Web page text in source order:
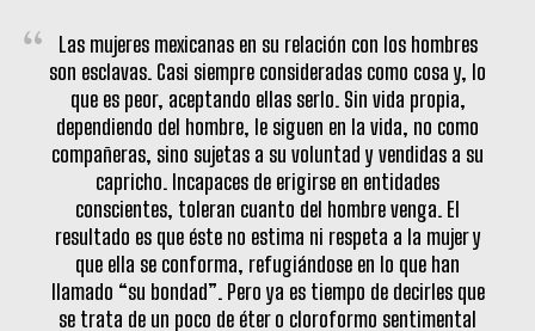
Las mujeres mexicanas en su relación con los hombres
son esclavas. Casi siempre consideradas como cosa y, lo
que es peor, aceptando ellas serlo. Sin vida propia,
dependiendo del hombre, le siguen en la vida, no como
compañeras, sino sujetas a su voluntad y vendidas a su
capricho. Incapaces de erigirse en entidades
conscientes, toleran cuanto del hombre venga. El
resultado es que éste no estima ni respeta a la mujer y
que ella se conforma, refugiándose en lo que han
llamado “su bondad”. Pero ya es tiempo de decirles que
se trata de un poco de éter o cloroformo sentimental